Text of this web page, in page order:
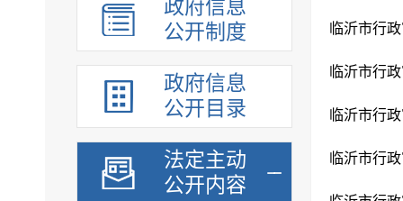
政府信息
公开制度
政府信息
公开目录
法定主动
公开内容